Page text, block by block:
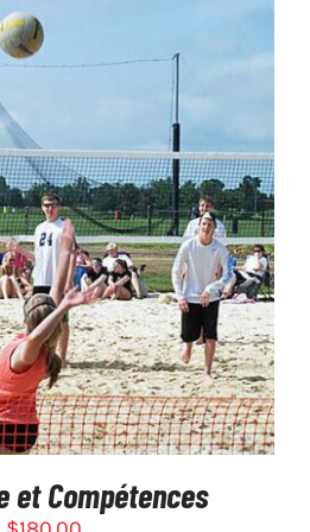
PRODUIT
LES OPTIONS
/
et Compétences